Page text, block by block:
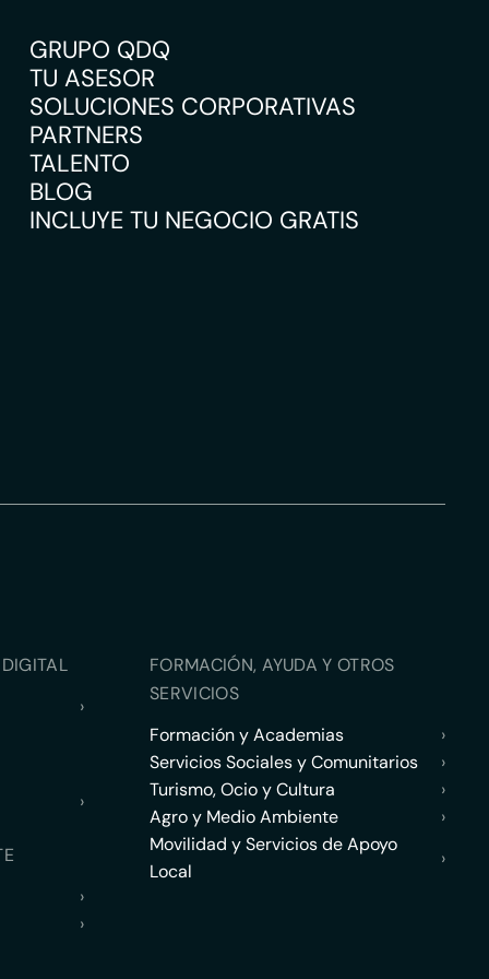
GRUPO QDQ
TU ASESOR
SOLUCIONES CORPORATIVAS
PARTNERS
TALENTO
BLOG
INCLUYE TU NEGOCIO GRATIS
›
›
›
›
FORMACIÓN, AYUDA Y OTROS
SERVICIOS
Formación y Academias
›
Servicios Sociales y Comunitarios
›
Turismo, Ocio y Cultura
›
Agro y Medio Ambiente
›
Movilidad y Servicios de Apoyo
Local
›